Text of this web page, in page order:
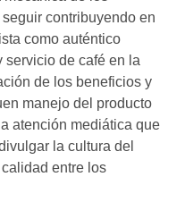
contribuyendo en
como auténtico
servicio de café en la
de los beneficios y
manejo del producto
atención mediática que
la cultura del
entre los